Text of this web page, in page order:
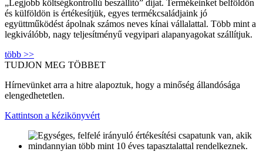
„Legjobb költségkontrollú beszállító” díjat. Termékeinket belföldön
és külföldön is értékesítjük, egyes termékcsaládjaink jó
együttműködést ápolnak számos neves kínai vállalattal. Több mint a
legkiválóbb, nagy teljesítményű vegyipari alapanyagokat szállítjuk.
több >>
TUDJON MEG TÖBBET
Hírnevünket arra a hitre alapoztuk, hogy a minőség állandósága
elengedhetetlen.
Kattintson a kézikönyvért